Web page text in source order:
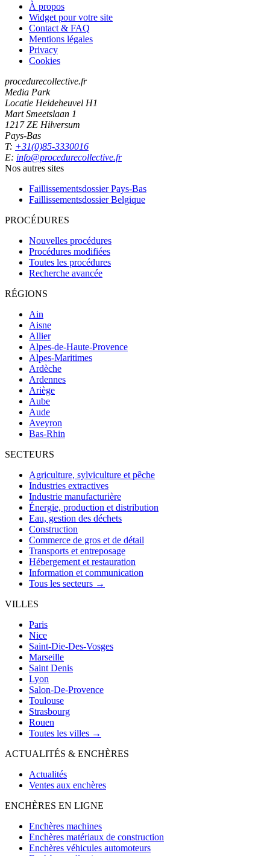
À propos
Widget pour votre site
Contact & FAQ
Mentions légales
Privacy
Cookies
procedurecollective.fr
Media Park
Locatie Heideheuvel H1
Mart Smeetslaan 1
1217 ZE Hilversum
Pays-Bas
T: +31(0)85-3330016
E: info@procedurecollective.fr
Nos autres sites
Faillissementsdossier Pays-Bas
Faillissementsdossier Belgique
PROCÉDURES
Nouvelles procédures
Procédures modifiées
Toutes les procédures
Recherche avancée
RÉGIONS
Ain
Aisne
Allier
Alpes-de-Haute-Provence
Alpes-Maritimes
Ardèche
Ardennes
Ariège
Aube
Aude
Aveyron
Bas-Rhin
SECTEURS
Agriculture, sylviculture et pêche
Industries extractives
Industrie manufacturière
Énergie, production et distribution
Eau, gestion des déchets
Construction
Commerce de gros et de détail
Transports et entreposage
Hébergement et restauration
Information et communication
Tous les secteurs →
VILLES
Paris
Nice
Saint-Die-Des-Vosges
Marseille
Saint Denis
Lyon
Salon-De-Provence
Toulouse
Strasbourg
Rouen
Toutes les villes →
ACTUALITÉS & ENCHÈRES
Actualités
Ventes aux enchères
ENCHÈRES EN LIGNE
Enchères machines
Enchères matériaux de construction
Enchères véhicules automoteurs